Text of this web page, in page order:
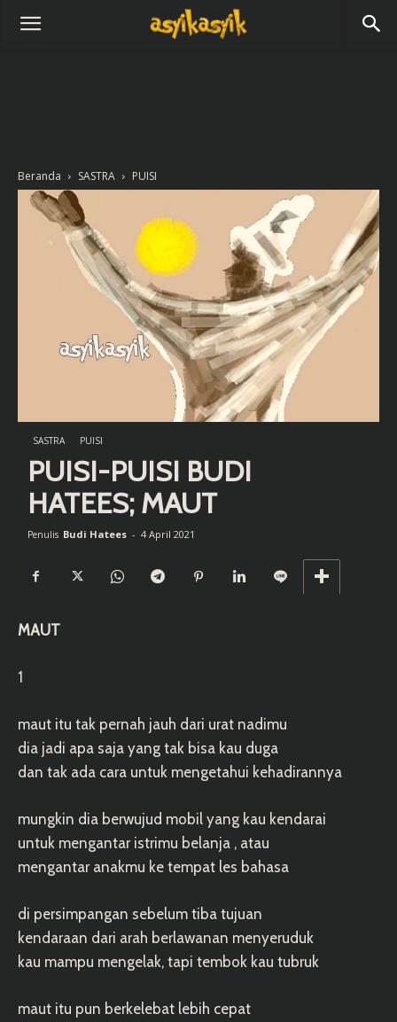
Beranda SASTRA PUISI
SASTRA PUISI
PUISI-PUISI BUDI
HATEES; MAUT
Penulis Budi Hatees - 4 April 2021
MAUT
1
maut itu tak pernah jauh dari urat nadimu
dia jadi apa saja yang tak bisa kau duga
dan tak ada cara untuk mengetahui kehadirannya
mungkin dia berwujud mobil yang kau kendarai
untuk mengantar istrimu belanja , atau
mengantar anakmu ke tempat les bahasa
di persimpangan sebelum tiba tujuan
kendaraan dari arah berlawanan menyeruduk
kau mampu mengelak, tapi tembok kau tubruk
maut itu pun berkelebat lebih cepat